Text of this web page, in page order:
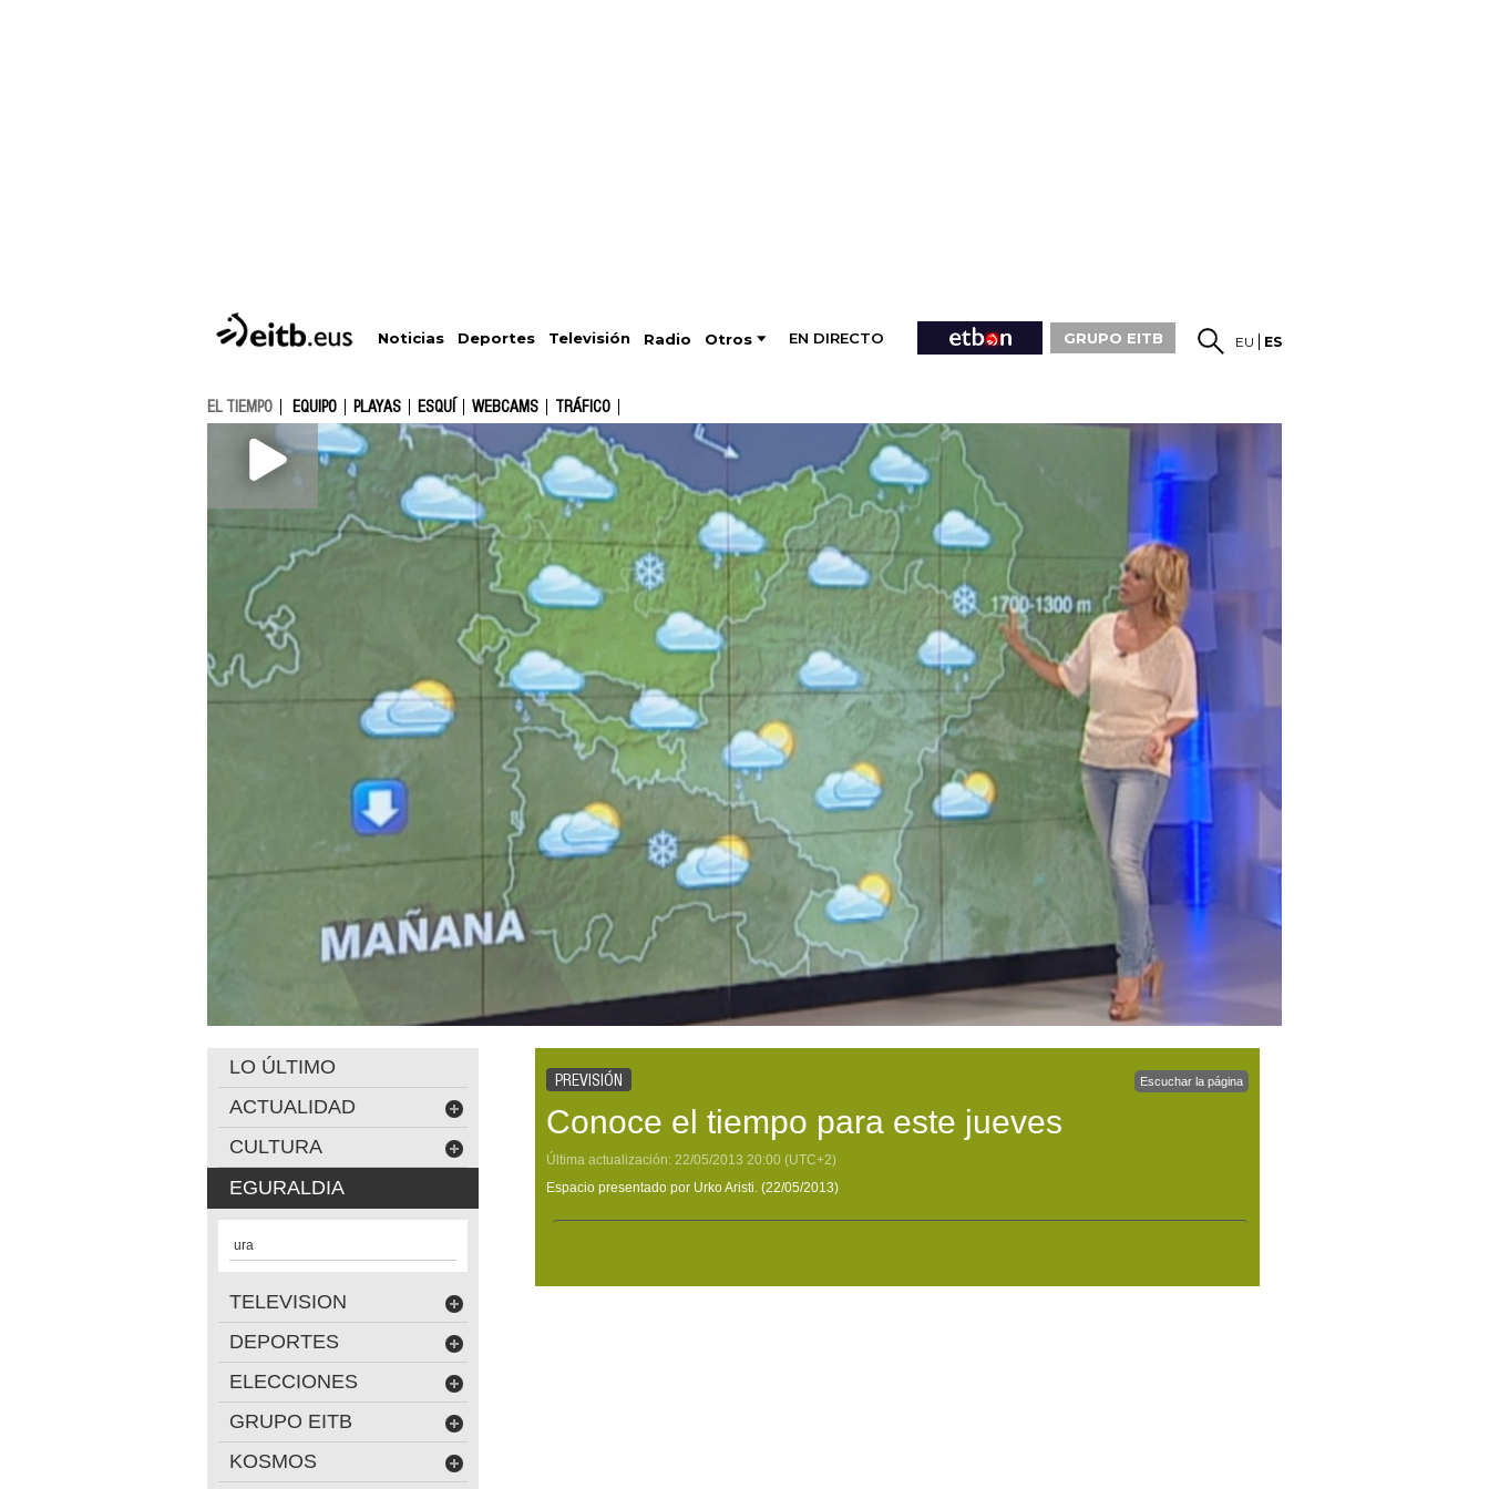
Noticias Deportes Televisión Radio Otros EN DIRECTO GRUPO EITB EU ES
EL TIEMPO EQUIPO PLAYAS ESQUÍ WEBCAMS TRÁFICO
PREVISIÓN Escuchar la página
Conoce el tiempo para este jueves
Última actualización: 22/05/2013 20:00 (UTC+2)
Espacio presentado por Urko Aristi. (22/05/2013)
LO ÚLTIMO
ACTUALIDAD
CULTURA
EGURALDIA
ura
TELEVISION
DEPORTES
ELECCIONES
GRUPO EITB
KOSMOS